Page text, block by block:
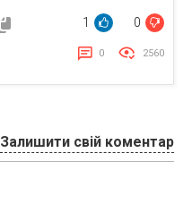
1 0
0 2560
Залишити свій коментар